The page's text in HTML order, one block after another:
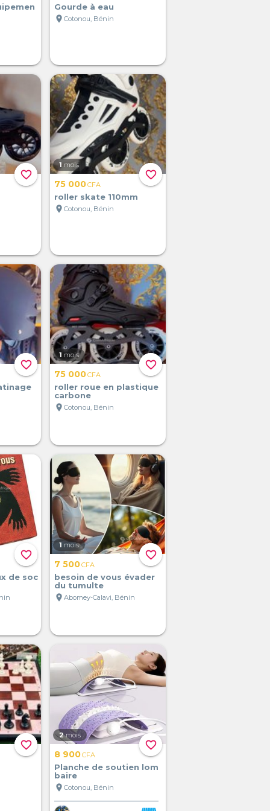
Gourde à eau
location_onCotonou, Bénin
favorite_border favorite_border
1 mois
75 000CFA
roller skate 110mm
location_onCotonou, Bénin
favorite_border favorite_border
1 mois
75 000CFA
roller roue en plastique
carbone
location_onCotonou, Bénin
favorite_border
de soc
favorite_border
1 mois
7 500CFA
besoin de vous évader
du tumulte
location_onAbomey-Calavi, Bénin
favorite_border favorite_border
2 mois
8 900CFA
Planche de soutien lom
baire
location_onCotonou, Bénin